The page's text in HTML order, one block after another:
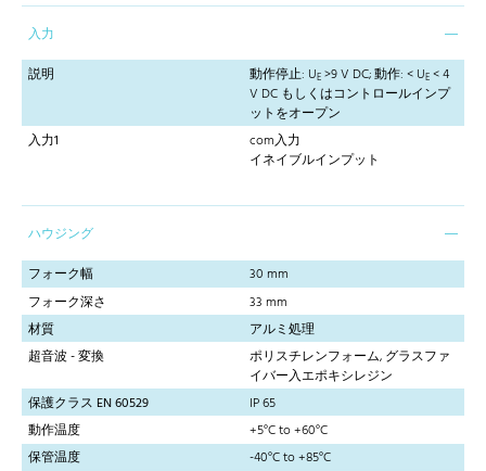
入力
説明
動作停止: UE >9 V DC; 動作: < UE < 4
V DC もしくはコントロールインプ
ットをオープン
入力1
com入力
イネイブルインプット
ハウジング
フォーク幅
30 mm
フォーク深さ
33 mm
材質
アルミ処理
超音波 - 変換
ポリスチレンフォーム, グラスファ
イバー入エポキシレジン
保護クラス EN 60529
IP 65
動作温度
+5°C to +60°C
保管温度
-40°C to +85°C